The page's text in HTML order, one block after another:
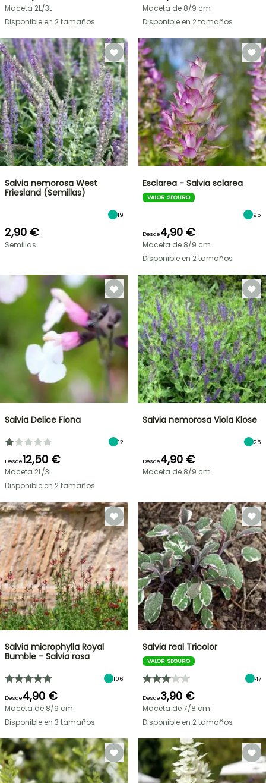
Maceta 2L/3L
Disponible en 2 tamaños
Maceta de 8/9 cm
Disponible en 2 tamaños
Salvia nemorosa West
Friesland (Semillas)
19
2,90 €
Semillas
Esclarea - Salvia sclarea
VALOR SEGURO
95
Desde4,90 €
Maceta de 8/9 cm
Disponible en 2 tamaños
Salvia Delice Fiona
12
Desde12,50 €
Maceta 2L/3L
Disponible en 2 tamaños
Salvia nemorosa Viola Klose
25
Desde4,90 €
Maceta de 8/9 cm
Salvia microphylla Royal
Bumble - Salvia rosa
106
Desde4,90 €
Maceta de 8/9 cm
Disponible en 3 tamaños
Salvia real Tricolor
VALOR SEGURO
47
Desde3,90 €
Maceta de 7/8 cm
Disponible en 2 tamaños